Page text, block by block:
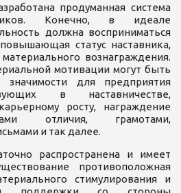
продуманная система
Конечно, в идеале
должна восприниматься
статус наставника,
вознаграждения.
мотивации могут быть
значимости для предприятия
в наставничестве,
росту, награждение
отличия, грамотами,
и так далее.
распространена и имеет
противоположная
стимулирования и